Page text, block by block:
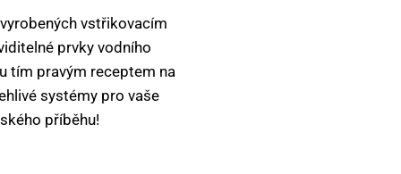
vstřikovacím
prvky vodního
tím pravým receptem na
systémy pro vaše
příběhu!